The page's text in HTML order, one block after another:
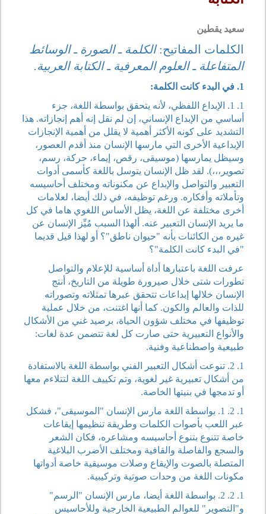
سعيد يقطين
الكلمات المفاتيح:الكلمة ـ الصورة ـ الوسائط
المتفاعلة ـ العلوم المعرفية ـ الكتابة العربية.
1. في البدء كانت الكلمة:
1. 1. الإبداع اللفظي، لأنه يتحقق بواسطة اللغة، جزء
أساسي من الإبداع الإنساني، إن لم نقل إنه أهم إنجازاته. هذا
التشديد على كونه الأكثر أهمية لا يقلل من أهمية الإنجازات
الإبداعية الأخرى التي مارسها الإنسان منذ أقدم العصور،
وسيظل يمارسها (موسيقى، رقص، إيماء، حركة، رسم،
تصوير،،،). لقد ظل الإنسان يتوسل باللغة كأسمى أدوات
التعبير والتواصل والإبداع عن مكنوناته ومختلف أحاسيسه
وتأملاته وأفكاره. ورغم توظيفه، في ذلك أيضا، لعلامات
أخرى مختلفة عن اللغة، يظل الأساس اللغوي هاما في كل
ما يريد الإنسان التعبير عنه. ألهذا السبب مُيِّز الإنسان عن
غيره من الكائنات بأنه "حيوان ناطق"؟ أو لهذا قيل قديما
"في البدء كانت الكلمة"؟
عرفت اللغة باعتبارها أداة أساسية للإعلام والتواصل
تطورات شتى خلال صيرورة طويلة من التاريخ، أنتج
الإنسان خلالها إبداعات تتحقق عبرها تمثلاته وتصوراته
للذات والعالم والكون. كما أنها اغتنت، من خلال عملية
توظيفها في مختلف شؤون الحياة، برصيد غني من الأشكال
والأنواع التعبيرية حتى صارت كل لغة تتضمن عدة لغات:
طبيعية واصطناعية وفنية.
1. 2. تنوعت أشكال التعبير الفني بواسطة اللغة بالاستفادة
من أشكال تعبيرية غير لغوية، وتم تكييف اللغة لتتلاءم معها
أو تدمجها في بنيتها الخاصة.
1. 2. 1. بواسطة اللغة مارس الإنسان "الموسيقى"، فشكل
عبر اللعب بأصوات الكلمات وطريقة تنظيمها إيقاعات
خاصة تتنوع بتنوع أحاسيسه ومشاعره، فكان الشعر
والسجع والفاصلة والقافية ومختلف الأضرب البلاغية
المتصلة بالصوت والإيقاع وصلات موسيقية خاصة أدواتها
مكونات اللغة من وحدات صوتية وتركيبية.
1. 2. 2. بواسطة اللغة أيضا، مارس الإنسان "الرسم"
و"التصوير" للعوالم الطبيعية الخارجية وللأحاسيس